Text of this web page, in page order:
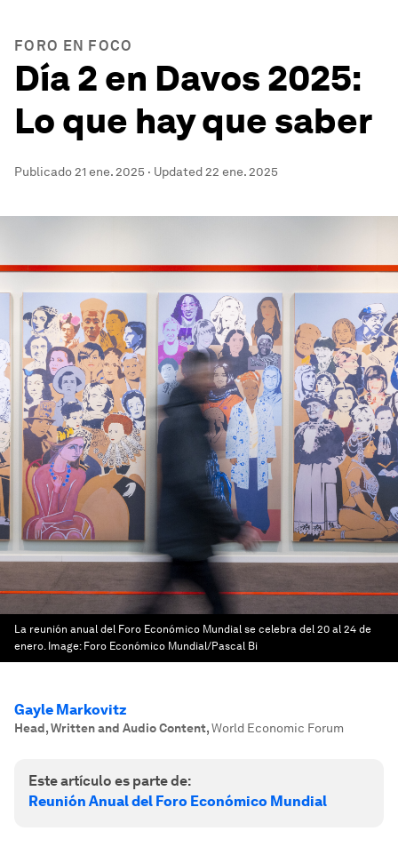
FORO EN FOCO
Día 2 en Davos 2025:
Lo que hay que saber
Publicado21 ene. 2025 · Updated22 ene. 2025
La reunión anual del Foro Económico Mundial se celebra del 20 al 24 de
enero. Image: Foro Económico Mundial/Pascal Bi
Gayle Markovitz
Head, Written and Audio Content,World Economic Forum
Este artículo es parte de:
Reunión Anual del Foro Económico Mundial